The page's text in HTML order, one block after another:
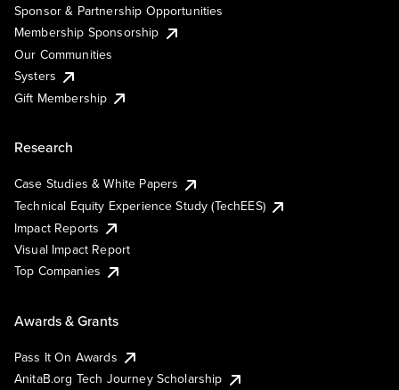
Sponsor & Partnership Opportunities
Membership Sponsorship
Our Communities
Systers
Gift Membership
Research
Case Studies & White Papers
Technical Equity Experience Study (TechEES)
Impact Reports
Visual Impact Report
Top Companies
Awards & Grants
Pass It On Awards
AnitaB.org Tech Journey Scholarship